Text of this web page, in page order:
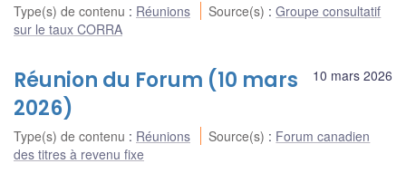
Type(s) de contenu : Réunions Source(s) :Groupe consultatif
sur le taux CORRA
10 mars 2026
Réunion du Forum (10 mars
2026)
Type(s) de contenu : Réunions Source(s) : Forum canadien
des titres à revenu fixe